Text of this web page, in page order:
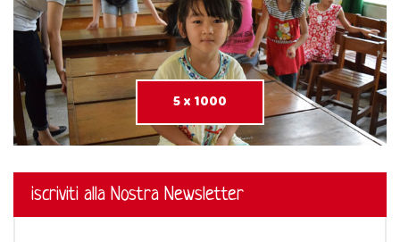
5 x 1000
iscriviti alla Nostra Newsletter